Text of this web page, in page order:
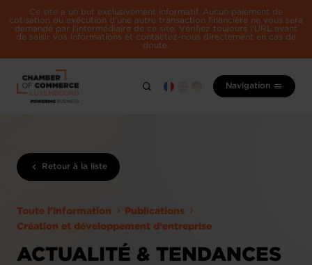
Ce site a un but exclusivement informatif. Aucun paiement de
cotisation ou exécution d'une autre transaction financière ne vous sera
demandé par l'intermédiaire de ce site. Vérifiez toujours l'URL avant
de saisir vos informations et contactez-nous directement en cas de
doute.
Navigation
Retour à la liste
Toute l'information
Publications
Création et développement d’entreprise
ACTUALITÉ & TENDANCES